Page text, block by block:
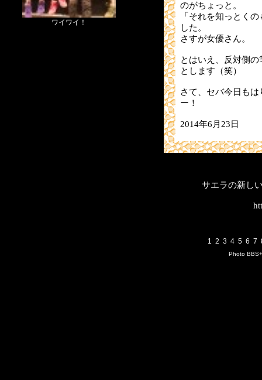
ワイワイ！
のがちょっと。
「それを知っとく
した。
さすが女優さん。
とはいえ、反対側
とします（笑）
さて、セバ今日も
ー！
2014年6月23日
サエラの新し
1 2 3 4 5 6 7
Photo BBS+